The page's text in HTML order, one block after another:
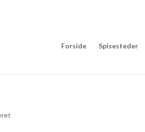
Forside Spisesteder